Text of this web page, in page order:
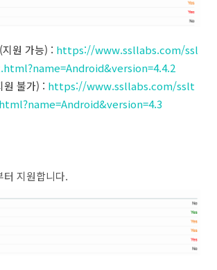
원 가능) : https://www.ssllabs.com/ssl
원 불가) : https://www.ssllabs.com/sslt
지원합니다.